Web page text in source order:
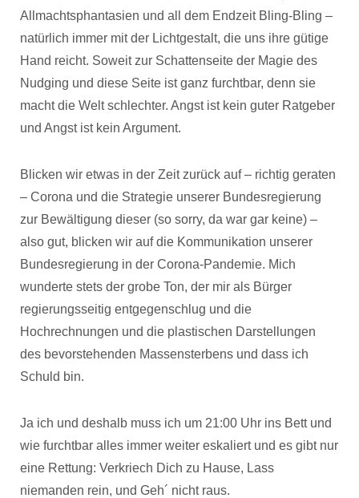
Allmachtsphantasien und all dem Endzeit Bling-Bling –
natürlich immer mit der Lichtgestalt, die uns ihre gütige
Hand reicht. Soweit zur Schattenseite der Magie des
Nudging und diese Seite ist ganz furchtbar, denn sie
macht die Welt schlechter. Angst ist kein guter Ratgeber
und Angst ist kein Argument.
Blicken wir etwas in der Zeit zurück auf – richtig geraten
– Corona und die Strategie unserer Bundesregierung
zur Bewältigung dieser (so sorry, da war gar keine) –
also gut, blicken wir auf die Kommunikation unserer
Bundesregierung in der Corona-Pandemie. Mich
wunderte stets der grobe Ton, der mir als Bürger
regierungsseitig entgegenschlug und die
Hochrechnungen und die plastischen Darstellungen
des bevorstehenden Massensterbens und dass ich
Schuld bin.
Ja ich und deshalb muss ich um 21:00 Uhr ins Bett und
wie furchtbar alles immer weiter eskaliert und es gibt nur
eine Rettung: Verkriech Dich zu Hause, Lass
niemanden rein, und Geh´ nicht raus.